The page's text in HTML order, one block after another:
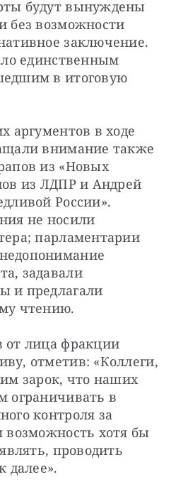
будут вынуждены
без возможности
заключение.
единственным
в итоговую
аргументов в ходе
внимание также
из «Новых
из ЛДПР и Андрей
России».
не носили
парламентарии
задавали
и предлагали
чтению.
от лица фракции
отметив: «Коллеги,
зарок, что наших
ограничивать в
контроля за
возможность хотя бы
проводить
далее».